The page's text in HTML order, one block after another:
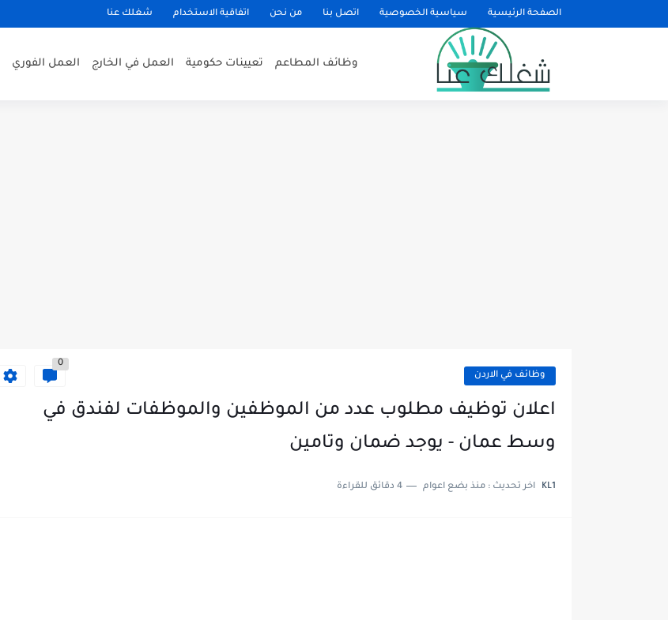
الصفحة الرئيسية سياسية الخصوصية اتصل بنا من نحن اتفاقية الاستخدام شغلك عنا
وظائف المطاعم تعيينات حكومية العمل في الخارج العمل الفوري
وظائف في الاردن
0
اعلان توظيف مطلوب عدد من الموظفين والموظفات لفندق في
وسط عمان - يوجد ضمان وتامين
KL1 اخر تحديث : منذ بضع اعوام 4 دقائق للقراءة